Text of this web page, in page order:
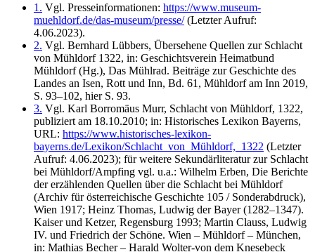
1. Vgl. Presseinformationen: https://www.museum-
muehldorf.de/das-museum/presse/(Letzter Aufruf:
4.06.2023).
2. Vgl. Bernhard Lübbers, Übersehene Quellen zur Schlacht
von Mühldorf 1322, in: Geschichtsverein Heimatbund
Mühldorf (Hg.), Das Mühlrad. Beiträge zur Geschichte des
Landes an Isen, Rott und Inn, Bd. 61, Mühldorf am Inn 2019,
S. 93–102, hier S. 93.
3. Vgl. Karl Borromäus Murr, Schlacht von Mühldorf, 1322,
publiziert am 18.10.2010; in: Historisches Lexikon Bayerns,
URL: https://www.historisches-lexikon-
bayerns.de/Lexikon/Schlacht_von_Mühldorf,_1322 (Letzter
Aufruf: 4.06.2023); für weitere Sekundärliteratur zur Schlacht
bei Mühldorf/Ampfing vgl. u.a.: Wilhelm Erben, Die Berichte
der erzählenden Quellen über die Schlacht bei Mühldorf
(Archiv für österreichische Geschichte 105 / Sonderabdruck),
Wien 1917; Heinz Thomas, Ludwig der Bayer (1282–1347).
Kaiser und Ketzer, Regensburg 1993; Martin Clauss, Ludwig
IV. und Friedrich der Schöne. Wien – Mühldorf – München,
in: Mathias Becher – Harald Wolter-von dem Knesebeck